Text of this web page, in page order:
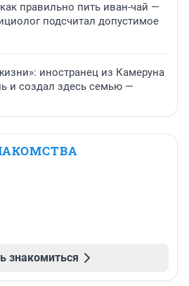
правильно пить иван-чай —
подсчитал допустимое
иностранец из Камеруна
и создал здесь семью —
знакомиться